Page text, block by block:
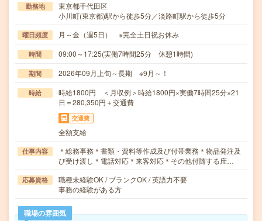
勤務地
東京都千代田区
小川町(東京都)駅から徒歩5分／淡路町駅から徒歩5分
曜日頻度 月～金（週5日） ※完全土日祝お休み
時間 09:00～17:25(実働7時間25分 休憩1時間)
期間 2026年09月上旬～長期 ※9月～！
時給
時給1800円 ＜月収例＞時給1800円×実働7時間25分×21
日＝280,350円＋交通費
交通費
全額支給
仕事内容
＊総務事務＊書類・資料等作成及び付帯業務＊物品発注及
び受け渡し＊電話対応＊来客対応＊その他付随する庶…
応募資格
職種未経験OK / ブランクOK / 英語力不要
事務の経験がある方
職場の雰囲気